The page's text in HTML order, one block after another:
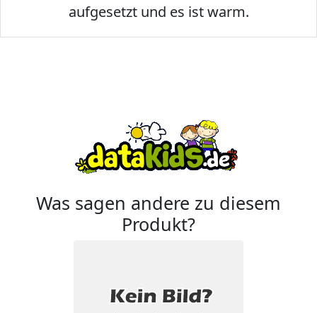
aufgesetzt und es ist warm.
Was sagen andere zu diesem
Produkt?